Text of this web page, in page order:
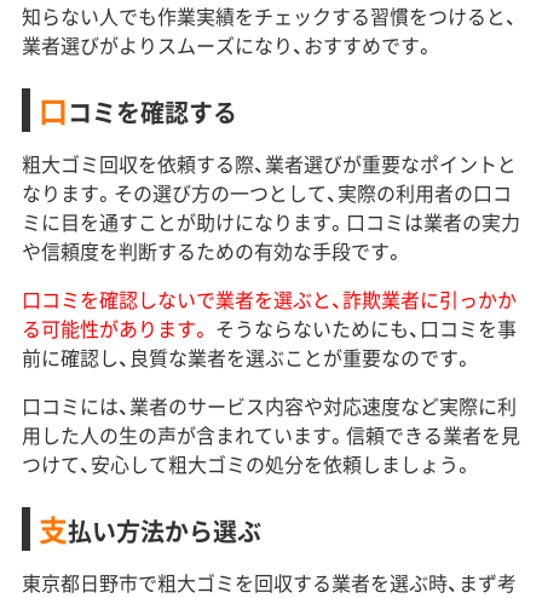
知らない人でも作業実績をチェックする習慣をつけると、
業者選びがよりスムーズになり、おすすめです。
口コミを確認する
粗大ゴミ回収を依頼する際、業者選びが重要なポイントと
なります。その選び方の一つとして、実際の利用者の口コ
ミに目を通すことが助けになります。口コミは業者の実力
や信頼度を判断するための有効な手段です。
口コミを確認しないで業者を選ぶと、詐欺業者に引っかか
る可能性があります。 そうならないためにも、口コミを事
前に確認し、良質な業者を選ぶことが重要なのです。
口コミには、業者のサービス内容や対応速度など実際に利
用した人の生の声が含まれています。信頼できる業者を見
つけて、安心して粗大ゴミの処分を依頼しましょう。
支払い方法から選ぶ
東京都日野市で粗大ゴミを回収する業者を選ぶ時、まず考